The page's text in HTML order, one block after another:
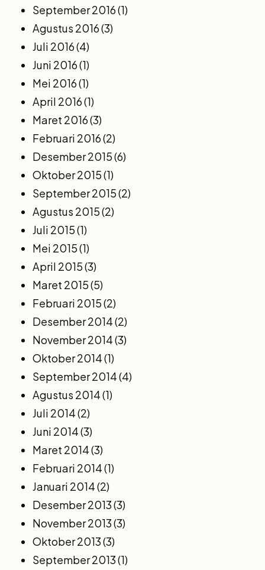
September 2016(1)
Agustus 2016(3)
Juli 2016(4)
Juni 2016(1)
Mei 2016(1)
April 2016(1)
Maret 2016(3)
Februari 2016(2)
Desember 2015(6)
Oktober 2015(1)
September 2015(2)
Agustus 2015(2)
Juli 2015(1)
Mei 2015(1)
April 2015(3)
Maret 2015(5)
Februari 2015(2)
Desember 2014(2)
November 2014(3)
Oktober 2014(1)
September 2014(4)
Agustus 2014(1)
Juli 2014(2)
Juni 2014(3)
Maret 2014(3)
Februari 2014(1)
Januari 2014(2)
Desember 2013(3)
November 2013(3)
Oktober 2013(3)
September 2013(1)